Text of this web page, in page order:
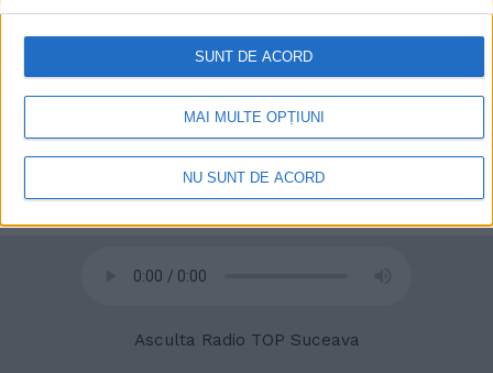
retrageți consimțământul în orice moment, revenind la acest site
și făcând clic pe butonul "Confidențialitate" din partea de jos a
paginii web.
MAI MULTE OPȚIUNI
NU SUNT DE ACORD
SUNT DE ACORD
Asculta Radio TOP Suceava